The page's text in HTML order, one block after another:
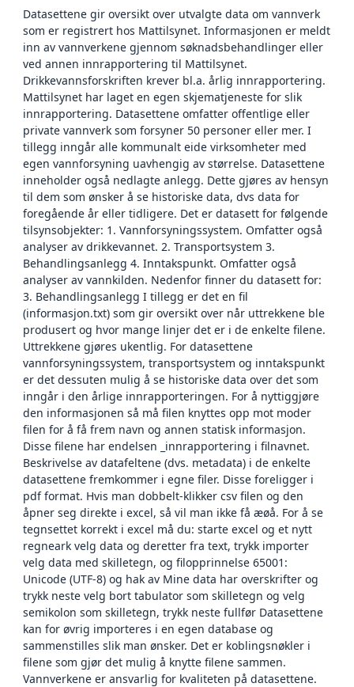
Datasettene gir oversikt over utvalgte data om vannverk
som er registrert hos Mattilsynet. Informasjonen er meldt
inn av vannverkene gjennom søknadsbehandlinger eller
ved annen innrapportering til Mattilsynet.
Drikkevannsforskriften krever bl.a. årlig innrapportering.
Mattilsynet har laget en egen skjematjeneste for slik
innrapportering. Datasettene omfatter offentlige eller
private vannverk som forsyner 50 personer eller mer. I
tillegg inngår alle kommunalt eide virksomheter med
egen vannforsyning uavhengig av størrelse. Datasettene
inneholder også nedlagte anlegg. Dette gjøres av hensyn
til dem som ønsker å se historiske data, dvs data for
foregående år eller tidligere. Det er datasett for følgende
tilsynsobjekter: 1. Vannforsyningssystem. Omfatter også
analyser av drikkevannet. 2. Transportsystem 3.
Behandlingsanlegg 4. Inntakspunkt. Omfatter også
analyser av vannkilden. Nedenfor finner du datasett for:
3. Behandlingsanlegg I tillegg er det en fil
(informasjon.txt) som gir oversikt over når uttrekkene ble
produsert og hvor mange linjer det er i de enkelte filene.
Uttrekkene gjøres ukentlig. For datasettene
vannforsyningssystem, transportsystem og inntakspunkt
er det dessuten mulig å se historiske data over det som
inngår i den årlige innrapporteringen. For å nyttiggjøre
den informasjonen så må filen knyttes opp mot moder
filen for å få frem navn og annen statisk informasjon.
Disse filene har endelsen _innrapportering i filnavnet.
Beskrivelse av datafeltene (dvs. metadata) i de enkelte
datasettene fremkommer i egne filer. Disse foreligger i
pdf format. Hvis man dobbelt-klikker csv filen og den
åpner seg direkte i excel, så vil man ikke få æøå. For å se
tegnsettet korrekt i excel må du: starte excel og et nytt
regneark velg data og deretter fra text, trykk importer
velg data med skilletegn, og filopprinnelse 65001:
Unicode (UTF-8) og hak av Mine data har overskrifter og
trykk neste velg bort tabulator som skilletegn og velg
semikolon som skilletegn, trykk neste fullfør Datasettene
kan for øvrig importeres i en egen database og
sammenstilles slik man ønsker. Det er koblingsnøkler i
filene som gjør det mulig å knytte filene sammen.
Vannverkene er ansvarlig for kvaliteten på datasettene.